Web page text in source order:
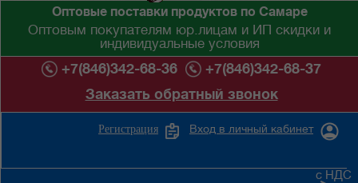
Оптовые поставки продуктов по Самаре
Оптовым покупателям юр.лицам и ИП скидки и
индивидуальные условия
+7(846)342-68-36
+7(846)342-68-37
Заказать обратный звонок
Вход в личный кабинет
Регистрация
с НДС